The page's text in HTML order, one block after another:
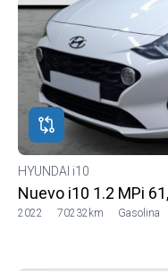
HYUNDAI i10
Nuevo i10 1.2 MPi
2022 70232km Gasolina